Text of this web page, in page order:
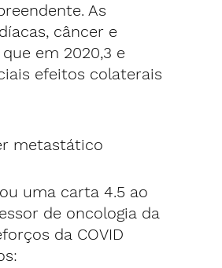
As
câncer e
em 2020,3 e
efeitos colaterais
metastático
uma carta 4.5 ao
de oncologia da
da COVID